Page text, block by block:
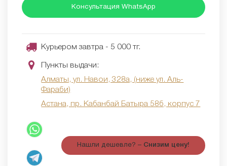
Консультация WhatsApp
Курьером завтра - 5 000 тг.
Пункты выдачи:
Алматы, ул. Навои, 328а, (ниже ул. Аль-
Фараби)
Астана, пр. Кабанбай Батыра 58б, корпус 7
Нашли дешевле? – Снизим цену!